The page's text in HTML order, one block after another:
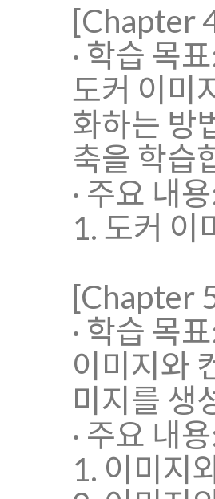
[Chapter
· 학습 목
도커 이미
화하는 방
축을 학습
· 주요 내
1. 도커
[Chapter
· 학습 목
이미지와
미지를 생
· 주요 내
1. 이미지